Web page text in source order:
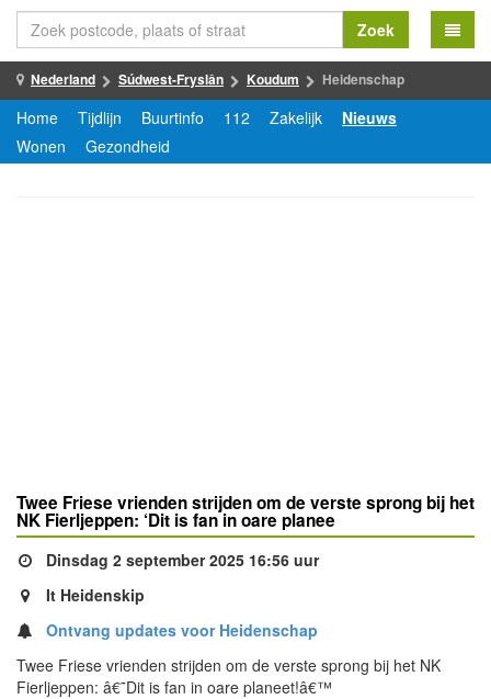
Zoek
Nederland Súdwest-Fryslân Koudum Heidenschap
Home Tijdlijn Buurtinfo 112 Zakelijk
Nieuws
Wonen
Gezondheid
Twee Friese vrienden strijden om de verste sprong bij het
NK Fierljeppen: ‘Dit is fan in oare planee
Dinsdag 2 september 2025 16:56 uur
It Heidenskip
Ontvang updates voor Heidenschap
Twee Friese vrienden strijden om de verste sprong bij het NK
Fierljeppen: â€˜Dit is fan in oare planeet!â€™